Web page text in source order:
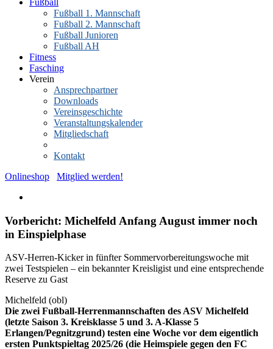
Fußball
Fußball 1. Mannschaft
Fußball 2. Mannschaft
Fußball Junioren
Fußball AH
Fitness
Fasching
Verein
Ansprechpartner
Downloads
Vereinsgeschichte
Veranstaltungskalender
Mitgliedschaft
Kontakt
Onlineshop
Mitglied werden!
Vorbericht: Michelfeld Anfang August immer noch
in Einspielphase
ASV-Herren-Kicker in fünfter Sommervorbereitungswoche mit
zwei Testspielen – ein bekannter Kreisligist und eine entsprechende
Reserve zu Gast
Michelfeld (obl)
Die zwei Fußball-Herrenmannschaften des ASV Michelfeld
(letzte Saison 3. Kreisklasse 5 und 3. A-Klasse 5
Erlangen/Pegnitzgrund) testen eine Woche vor dem eigentlich
ersten Punktspieltag 2025/26 (die Heimspiele gegen den FC